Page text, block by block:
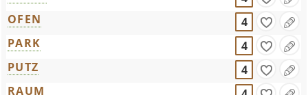
OFEN
4
PARK
4
PUTZ
4
RAUM